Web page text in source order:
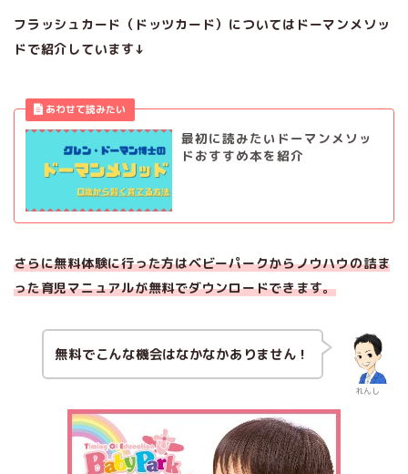
フラッシュカード（ドッツカード）についてはドーマンメソッ
ドで紹介しています↓
最初に読みたいドーマンメソッ
ドおすすめ本を紹介
さらに無料体験に行った方はベビーパークからノウハウの詰ま
った育児マニュアルが無料でダウンロードできます。
れんし
無料でこんな機会はなかなかありません！